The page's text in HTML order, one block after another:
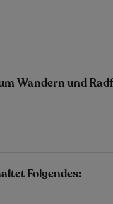
Wandern und
Folgendes: